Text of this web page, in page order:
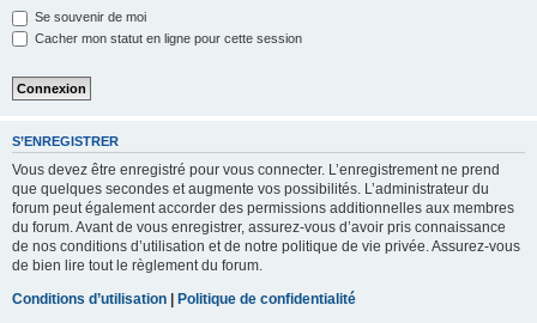
Se souvenir de moi
Cacher mon statut en ligne pour cette session
S’ENREGISTRER
Vous devez être enregistré pour vous connecter. L’enregistrement ne prend
que quelques secondes et augmente vos possibilités. L’administrateur du
forum peut également accorder des permissions additionnelles aux membres
du forum. Avant de vous enregistrer, assurez-vous d’avoir pris connaissance
de nos conditions d’utilisation et de notre politique de vie privée. Assurez-vous
de bien lire tout le règlement du forum.
Conditions d’utilisation | Politique de confidentialité